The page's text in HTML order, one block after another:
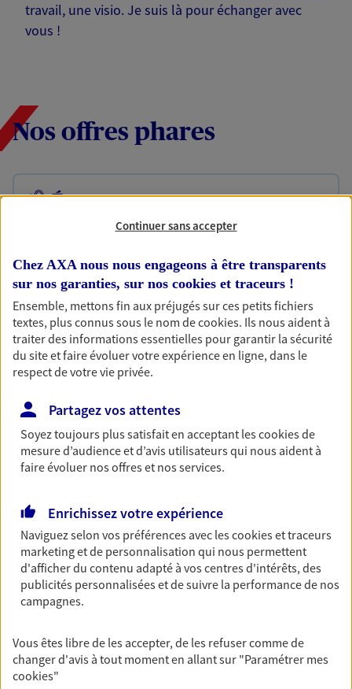
travail, une visio. Je suis là pour échanger avec
vous !
Nos offres phares
Épargne
Réalisez vos projets grâce à votre épargne : achat
du monde… Épargnez à votre rythme et
simplement, selon votre profil.
Découvrir les offres Épargne
Retraite
Préparez sereinement ce nouveau chapitre de
notre solution PER (Plan Epargne Retraite)
spécialement conçue pour la retraite.
Découvrir l'offre Retraite
Prévoyance
Pour un avenir serein, assurez-vous avec notre
contrat prévoyance. Préservez vos proches en cas
d'accident ou de maladie en optant pour les
garanties incapacité temporaire totale de travail,
invalidité ou de décès.
Santé
Continuer sans accepter
Chez AXA nous nous engageons à être transparents
sur nos garanties, sur nos cookies et traceurs !
Ensemble, mettons fin aux préjugés sur ces petits fichiers
textes, plus connus sous le nom decookies. Ils nous aident à
traiter des informations essentielles pour garantir la sécurité
du site et faire évoluer votre expérience en ligne, dans le
respect de votre vie privée.
Partagez vos attentes
Soyez toujours plus satisfait en acceptant lescookiesde
mesure d’audience et d’avis utilisateurs qui nous aident à
faire évoluer nos offres et nos services.
Enrichissez votre expérience
Naviguez selon vos préférences avec lescookies et traceurs
marketing et de personnalisation qui nous permettent
d'afficher du contenu adapté à vos centres d'intérêts, des
publicités personnalisées et de suivre la performance de nos
campagnes.
Vous êtes libre de les accepter, de les refuser comme de
changer d'avis à tout moment en allant sur "Paramétrer mes
cookies"